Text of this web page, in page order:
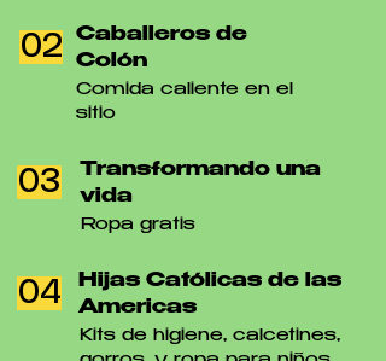
02
Caballeros de
Colón
Comida caliente en el
sitio
03
Transformando una
vida
Ropa gratis
04
Hijas Católicas de las
Americas
Kits de higiene, calcetines,